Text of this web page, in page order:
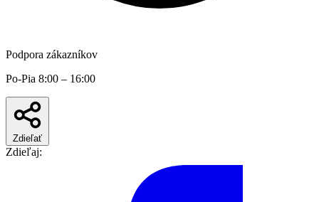
Podpora zákazníkov
Po-Pia 8:00 – 16:00
Zdieľať
Zdieľaj: